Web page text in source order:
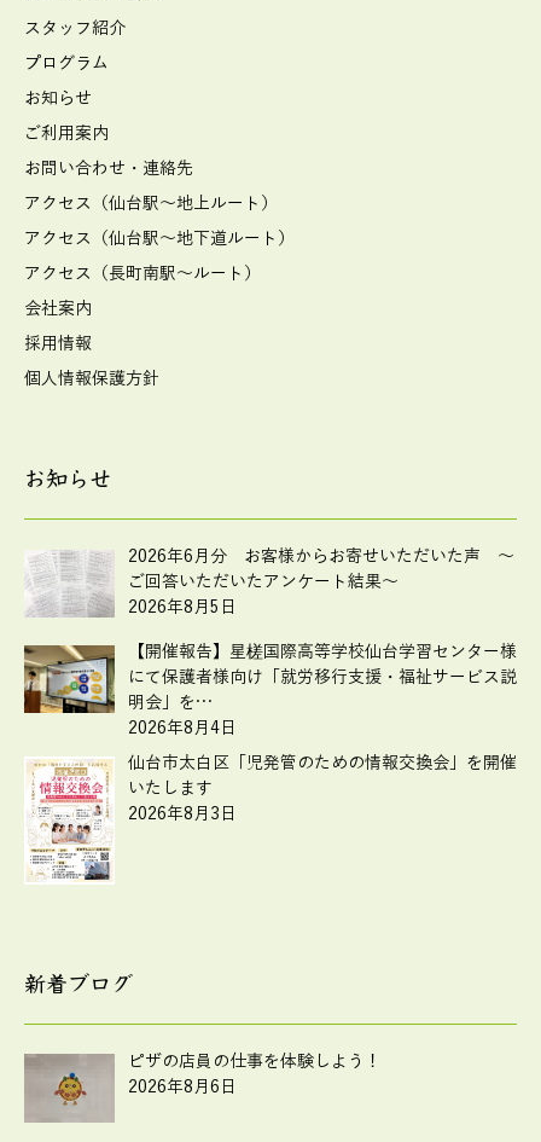
スタッフ紹介
プログラム
お知らせ
ご利用案内
お問い合わせ・連絡先
アクセス（仙台駅～地上ルート）
アクセス（仙台駅～地下道ルート）
アクセス（長町南駅～ルート）
会社案内
採用情報
個人情報保護方針
お知らせ
2026年6月分 お客様からお寄せいただいた声 ～
ご回答いただいたアンケート結果～
2026年8月5日
【開催報告】星槎国際高等学校仙台学習センター様
にて保護者様向け「就労移行支援・福祉サービス説
明会」を…
2026年8月4日
仙台市太白区「児発管のための情報交換会」を開催
いたします
2026年8月3日
新着ブログ
ピザの店員の仕事を体験しよう！
2026年8月6日